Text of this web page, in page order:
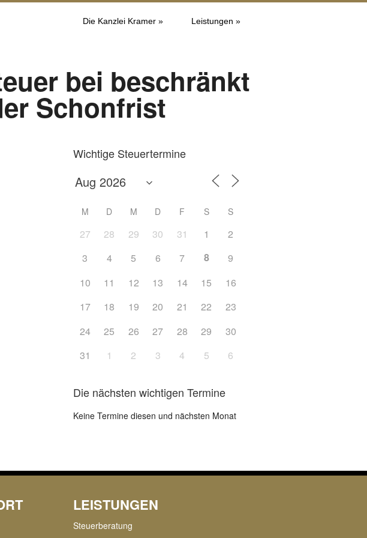
Die Kanzlei Kramer » Leistungen »
bei beschränkt
Schonfrist
Wichtige Steuertermine
M D M D F S S
27 28 29 30 31 1
2
3
4 5 6 7 8
9
10
11 12 13 14 15
16
17
18 19 20 21 22
23
24
25 26 27 28 29
30
31
1 2 3 4 5 6
Die nächsten wichtigen Termine
Keine Termine diesen und nächsten Monat
LEISTUNGEN
Steuerberatung